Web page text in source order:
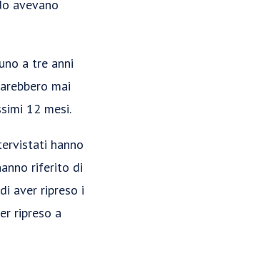
avevano
a tre anni
mai
12 mesi.
hanno
riferito di
aver ripreso i
ripreso a